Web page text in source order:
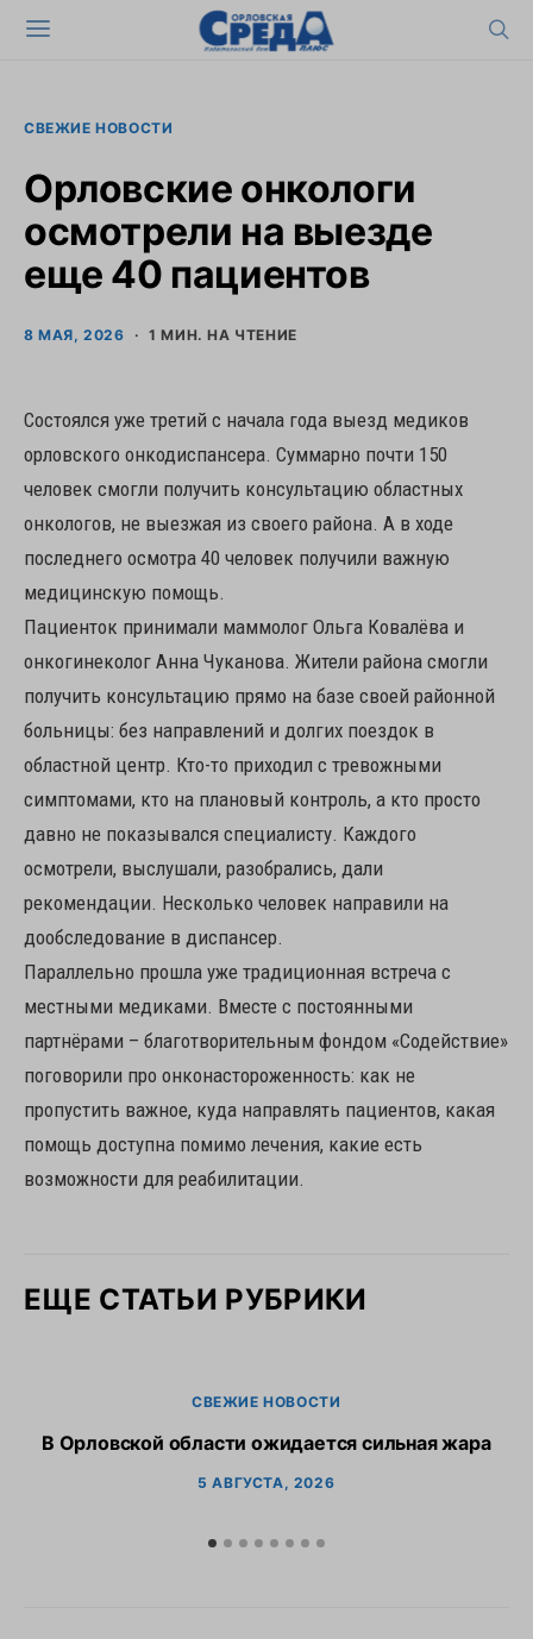
СВЕЖИЕ НОВОСТИ
Орловские онкологи
осмотрели на выезде
еще 40 пациентов
8 МАЯ, 2026 1 МИН. НА ЧТЕНИЕ
Состоялся уже третий с начала года выезд медиков
орловского онкодиспансера. Суммарно почти 150
человек смогли получить консультацию областных
онкологов, не выезжая из своего района. А в ходе
последнего осмотра 40 человек получили важную
медицинскую помощь.
Пациенток принимали маммолог Ольга Ковалёва и
онкогинеколог Анна Чуканова. Жители района смогли
получить консультацию прямо на базе своей районной
больницы: без направлений и долгих поездок в
областной центр. Кто-то приходил с тревожными
симптомами, кто на плановый контроль, а кто просто
давно не показывался специалисту. Каждого
осмотрели, выслушали, разобрались, дали
рекомендации. Несколько человек направили на
дообследование в диспансер.
Параллельно прошла уже традиционная встреча с
местными медиками. Вместе с постоянными
партнёрами – благотворительным фондом «Содействие»
поговорили про онконастороженность: как не
пропустить важное, куда направлять пациентов, какая
помощь доступна помимо лечения, какие есть
возможности для реабилитации.
ЕЩЕ СТАТЬИ РУБРИКИ
СВЕЖИЕ НОВОСТИ
В Орловской области ожидается сильная жара
5 АВГУСТА, 2026